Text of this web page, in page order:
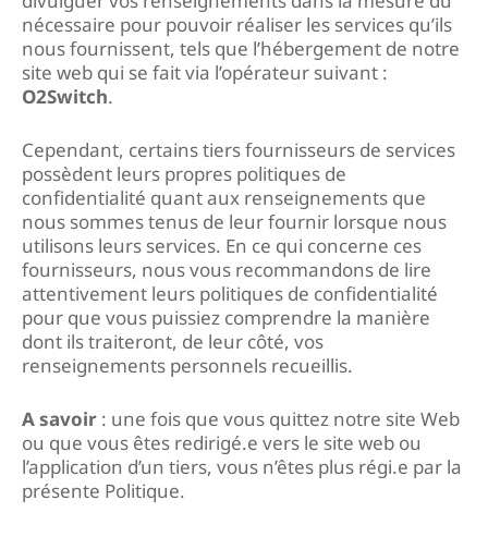
nécessaire pour pouvoir réaliser les services qu’ils
nous fournissent, tels que l’hébergement de notre
site web qui se fait via l’opérateur suivant :
O2Switch.
Cependant, certains tiers fournisseurs de services
possèdent leurs propres politiques de
confidentialité quant aux renseignements que
nous sommes tenus de leur fournir lorsque nous
utilisons leurs services. En ce qui concerne ces
fournisseurs, nous vous recommandons de lire
attentivement leurs politiques de confidentialité
pour que vous puissiez comprendre la manière
dont ils traiteront, de leur côté, vos
renseignements personnels recueillis.
A savoir : une fois que vous quittez notre site Web
ou que vous êtes redirigé.e vers le site web ou
l’application d’un tiers, vous n’êtes plus régi.e par la
présente Politique.